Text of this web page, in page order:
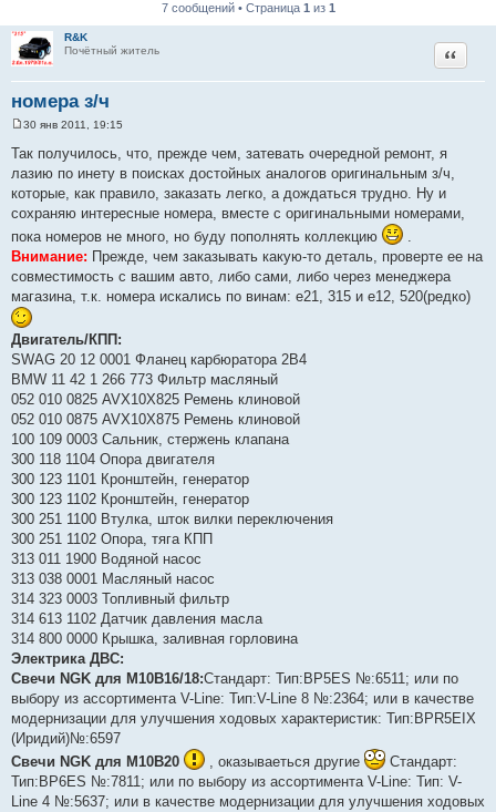
7 сообщений • Страница 1 из 1
R&K
Почётный житель
номера з/ч
Цитата
о
б
е
н
е
30 янв 2011, 19:15
Так получилось, что, прежде чем, затевать очередной ремонт, я
лазию по инету в поисках достойных аналогов оригинальным з/ч,
которые, как правило, заказать легко, а дождаться трудно. Ну и
сохраняю интересные номера, вместе с оригинальными номерами,
пока номеров не много, но буду пополнять коллекцию
.
Внимание: Прежде, чем заказывать какую-то деталь, проверте ее на
совместимость с вашим авто, либо сами, либо через менеджера
магазина, т.к. номера искались по винам: е21, 315 и е12, 520(редко)
Двигатель/КПП:
SWAG 20 12 0001 Фланец карбюратора 2В4
BMW 11 42 1 266 773 Фильтр масляный
052 010 0825 AVX10X825 Ремень клиновой
052 010 0875 AVX10X875 Ремень клиновой
100 109 0003 Сальник, стержень клапана
300 118 1104 Опора двигателя
300 123 1101 Кронштейн, генератор
300 123 1102 Кронштейн, генератор
300 251 1100 Втулка, шток вилки переключения
300 251 1102 Опора, тяга КПП
313 011 1900 Водяной насос
313 038 0001 Масляный насос
314 323 0003 Топливный фильтр
314 613 1102 Датчик давления масла
314 800 0000 Крышка, заливная горловина
Электрика ДВС:
Свечи NGK для М10В16/18:Стандарт: Тип:BP5ES №:6511; или по
выбору из ассортимента V-Line: Тип:V-Line 8 №:2364; или в качестве
модернизации для улучшения ходовых характеристик: Тип:BPR5EIX
(Иридий)№:6597
Свечи NGK для М10В20
, оказываеться другие
Стандарт:
Тип:BP6ES №:7811; или по выбору из ассортимента V-Line: Тип: V-
Line 4 №:5637; или в качестве модернизации для улучшения ходовых